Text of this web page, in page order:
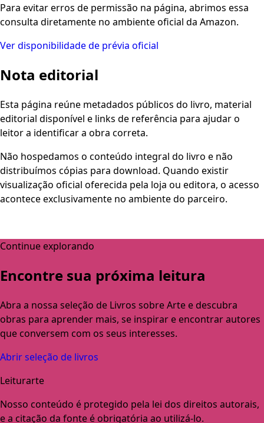
Para evitar erros de permissão na página, abrimos essa
consulta diretamente no ambiente oficial da Amazon.
Ver disponibilidade de prévia oficial
Nota editorial
Esta página reúne metadados públicos do livro, material
editorial disponível e links de referência para ajudar o
leitor a identificar a obra correta.
Não hospedamos o conteúdo integral do livro e não
distribuímos cópias para download. Quando existir
visualização oficial oferecida pela loja ou editora, o acesso
acontece exclusivamente no ambiente do parceiro.
Continue explorando
Encontre sua próxima leitura
Abra a nossa seleção de Livros sobre Arte e descubra
obras para aprender mais, se inspirar e encontrar autores
que conversem com os seus interesses.
Abrir seleção de livros
Leiturarte
Nosso conteúdo é protegido pela lei dos direitos autorais,
e a citação da fonte é obrigatória ao utilizá-lo.